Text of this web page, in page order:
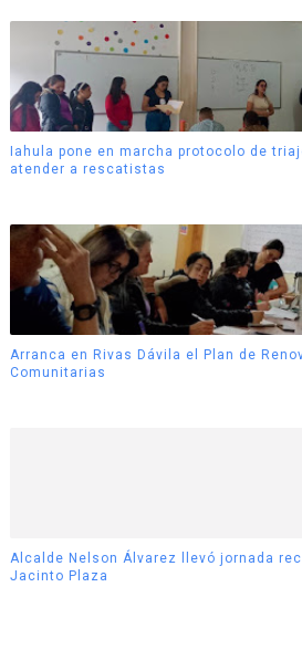
Iahula pone en marcha protocolo de
atender a rescatistas
Arranca en Rivas Dávila el Plan de
Comunitarias
Alcalde Nelson Álvarez llevó jornada
Jacinto Plaza